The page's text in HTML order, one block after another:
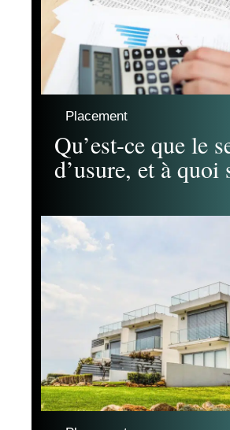
Placement
Qu’est-ce que le
d’usure, et à quoi